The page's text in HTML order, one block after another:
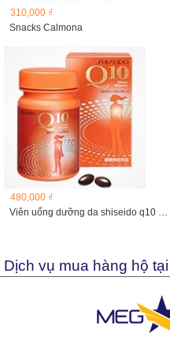
310,000 ₫
Snacks Calmona
480,000 ₫
Viên uống dưỡng da shiseido q10 shiny beaute
Dịch vụ mua hàng hộ